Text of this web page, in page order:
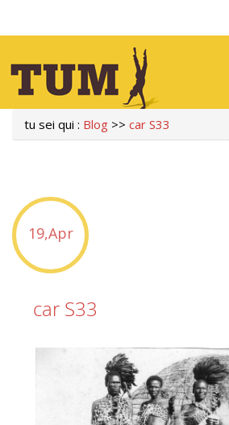
tu sei qui : Blog >> car S33
19,Apr
car S33